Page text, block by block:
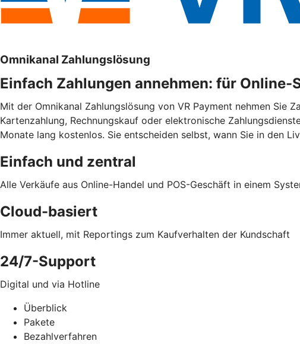
Omnikanal Zahlungslösung
Einfach Zahlungen annehmen: für Online-
Mit der Omnikanal Zahlungslösung von VR Payment nehmen Sie
Kartenzahlung, Rechnungskauf oder elektronische
Monate lang kostenlos. Sie entscheiden selbst, wann Sie in den
Einfach und zentral
Alle Verkäufe aus Online-Handel und POS-Geschäft in einem
Cloud-basiert
Immer aktuell, mit Reportings zum Kaufverhalten der Kundschaft
24/7-Support
Digital und via Hotline
Überblick
Pakete
Bezahlverfahren